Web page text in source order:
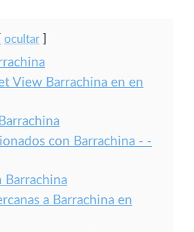
ocultar
View Barrachina en en
con Barrachina - -
Barrachina
a Barrachina en